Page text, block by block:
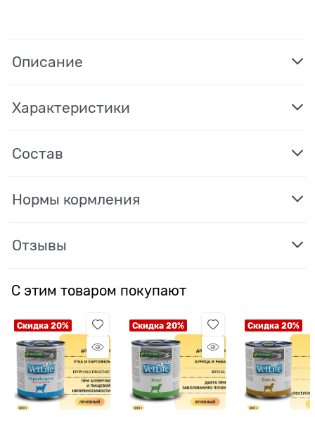
Описание
Характеристики
Состав
Нормы кормления
Отзывы
С этим товаром покупают
Скидка 20% Скидка 20% Скидка 20%